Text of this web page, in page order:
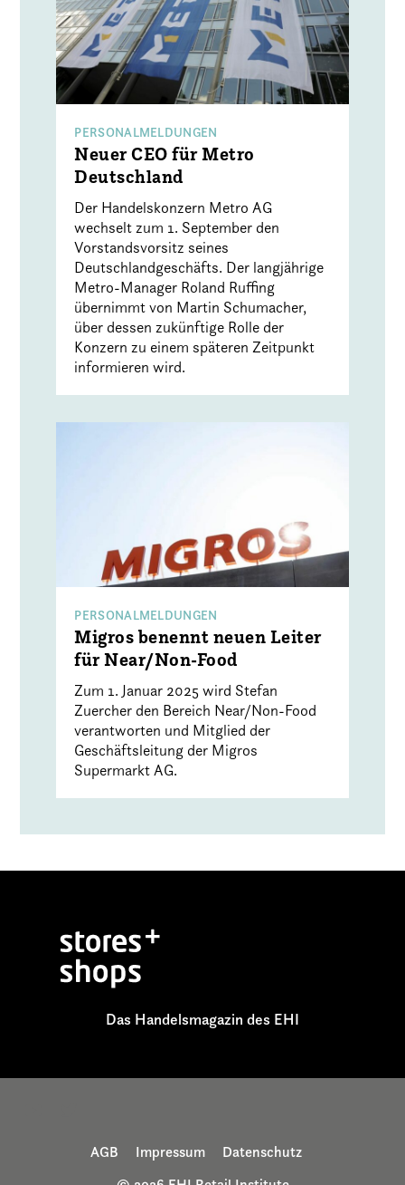
PERSONALMELDUNGEN
Neuer CEO für Metro
Deutschland
Der Handelskonzern Metro AG
wechselt zum 1. September den
Vorstandsvorsitz seines
Deutschlandgeschäfts. Der langjährige
Metro-Manager Roland Ruffing
übernimmt von Martin Schumacher,
über dessen zukünftige Rolle der
Konzern zu einem späteren Zeitpunkt
informieren wird.
PERSONALMELDUNGEN
Migros benennt neuen Leiter
für Near/Non-Food
Zum 1. Januar 2025 wird Stefan
Zuercher den Bereich Near/Non-Food
verantworten und Mitglied der
Geschäftsleitung der Migros
Supermarkt AG.
Das Handelsmagazin des EHI
AGB Impressum
Datenschutz